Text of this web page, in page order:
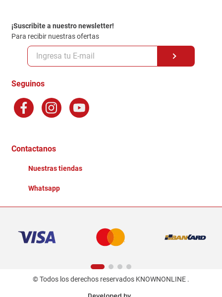
Politica de Privacidad
Políticas y condiciones GiftCard
Formas de Pago
Terminos y Condiciones
Factura Electronica
Ganadores - Promociones
¡Suscribite a nuestro newsletter!
Para recibir nuestras ofertas
Seguinos
Contactanos
Nuestras tiendas
Whatsapp
© Todos los derechos reservados KNOWNONLINE .